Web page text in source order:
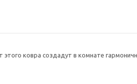
этого ковра создадут в комнате